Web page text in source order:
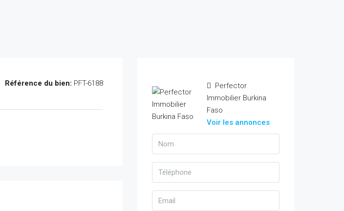
Référence du bien: PFT-6188
Perfector
Immobilier Burkina
Faso
Voir les annonces